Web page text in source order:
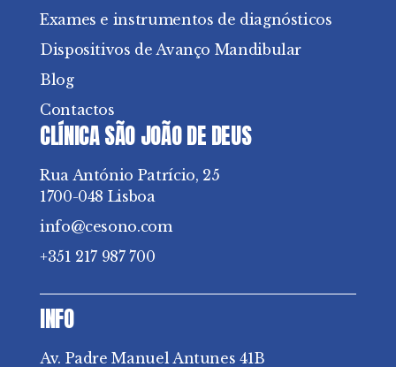
Exames e instrumentos de diagnósticos
Dispositivos de Avanço Mandibular
Blog
Contactos
CLÍNICA SÃO JOÃO DE DEUS
Rua António Patrício, 25
1700-048 Lisboa
info@cesono.com
+351 217 987 700
INFO
Av. Padre Manuel Antunes 41B